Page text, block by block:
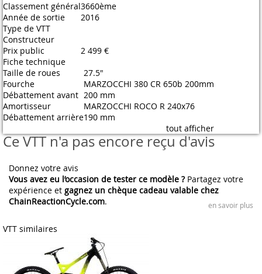
Classement général3660ème
Année de sortie
2016
Type de VTT
Constructeur
Prix public
2 499 €
Fiche technique
Taille de roues
27.5"
Fourche
MARZOCCHI 380 CR 650b 200mm
Débattement avant 200 mm
Amortisseur
MARZOCCHI ROCO R 240x76
Débattement arrière190 mm
tout afficher
Ce VTT n'a pas encore reçu d'avis
Donnez votre avis
Vous avez eu l’occasion de tester ce modèle ?Partagez votre
expérience et gagnez un chèque cadeau valable chez
ChainReactionCycle.com. en savoir plus
VTT similaires